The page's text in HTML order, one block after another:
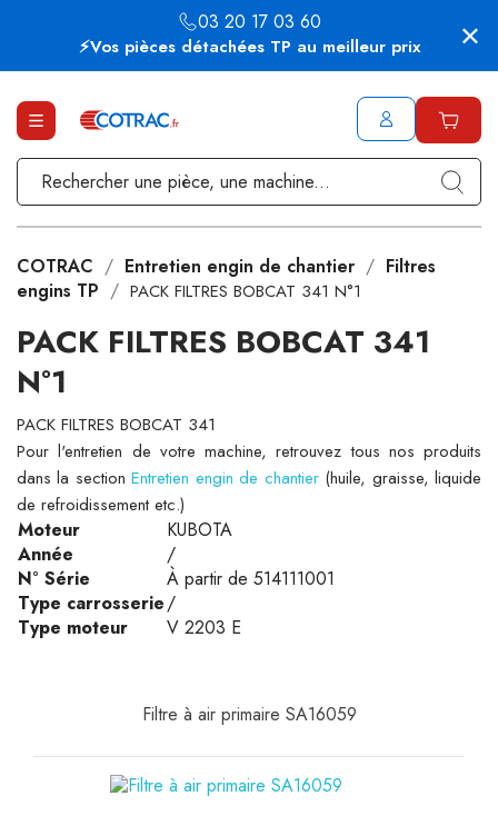
⚡Vos pièces détachées TP au meilleur prix
03 20 17 03 60
COTRAC Entretien engin de chantier
Filtres
engins TP
PACK FILTRES BOBCAT 341 N°1
PACK FILTRES BOBCAT 341
N°1
PACK FILTRES BOBCAT 341
Pour l'entretien de votre machine, retrouvez tous nos produits
dans la sectionEntretien engin de chantier(huile, graisse, liquide
de refroidissement etc.)
Moteur
KUBOTA
Année
/
N° Série
À partir de 514111001
Type carrosserie/
Type moteur
V 2203 E
Filtre à air primaire SA16059